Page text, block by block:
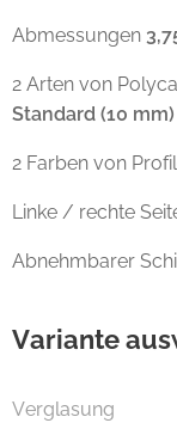
Abmessungen
2 Arten von
Standard (10 mm)
2 Farben von
Linke / rechte
Abnehmbarer
Variante
Verglasung